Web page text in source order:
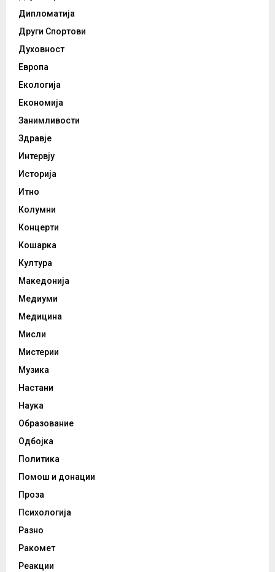
Дипломатија
Други Спортови
Духовност
Европа
Екологија
Економија
Занимливости
Здравје
Интервју
Историја
Итно
Колумни
Концерти
Кошарка
Култура
Македонија
Медиуми
Медицина
Мисли
Мистерии
Музика
Настани
Наука
Образование
Одбојка
Политика
Помош и донации
Проза
Психологија
Разно
Ракомет
Реакции